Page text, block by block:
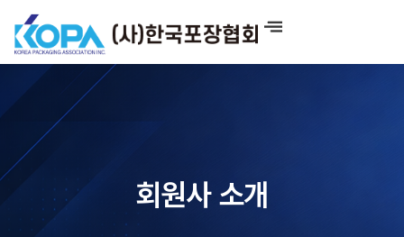
너
회원사 소개